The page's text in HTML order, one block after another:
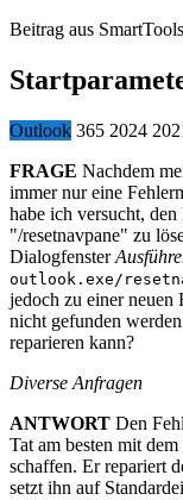
Beitrag aus
Outlook 365 2024
FRAGE Nachdem
immer nur eine
habe ich versucht,
"/resetnavpane" zu
Dialogfenster
outlook.exe/
jedoch zu einer neuen
nicht gefunden
reparieren kann?
Diverse Anfragen
ANTWORT Den
Tat am besten mit
schaffen. Er repariert
setzt ihn auf